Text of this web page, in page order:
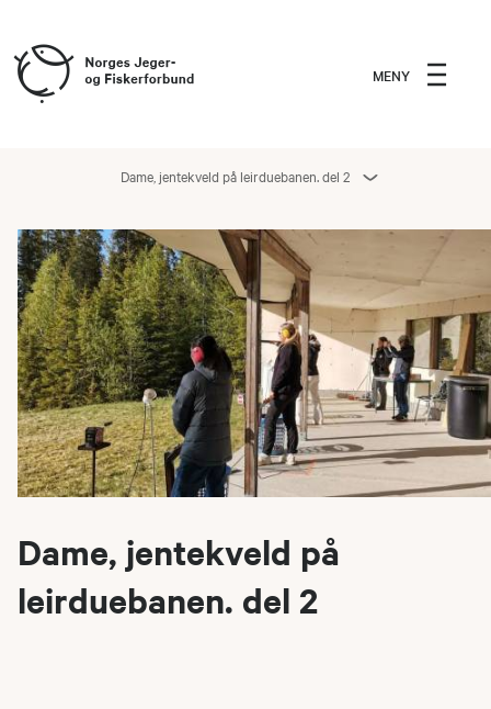
MENY
Dame, jentekveld på leirduebanen. del 2
Dame, jentekveld på
leirduebanen. del 2